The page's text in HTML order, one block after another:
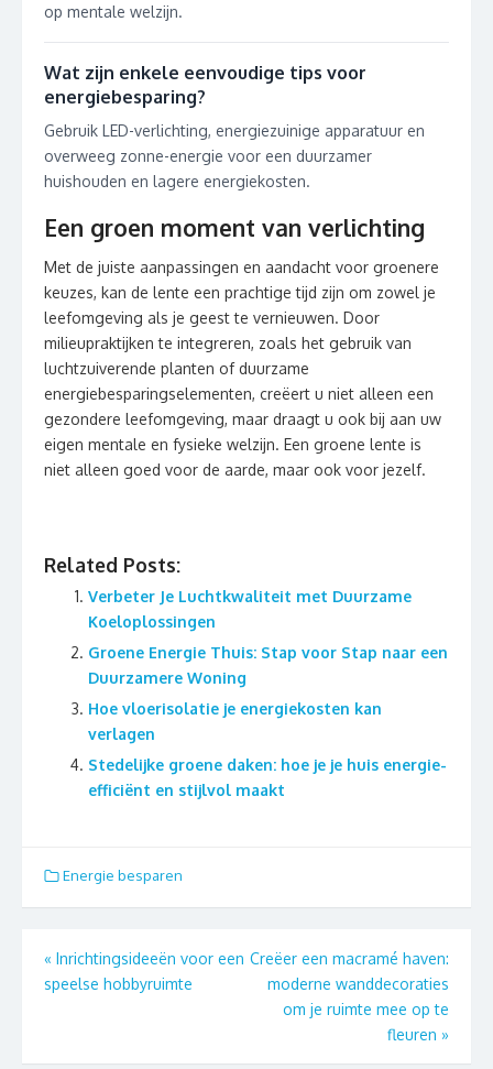
op mentale welzijn.
Wat zijn enkele eenvoudige tips voor
energiebesparing?
Gebruik LED-verlichting, energiezuinige apparatuur en
overweeg zonne-energie voor een duurzamer
huishouden en lagere energiekosten.
Een groen moment van verlichting
Met de juiste aanpassingen en aandacht voor groenere
keuzes, kan de lente een prachtige tijd zijn om zowel je
leefomgeving als je geest te vernieuwen. Door
milieupraktijken te integreren, zoals het gebruik van
luchtzuiverende planten of duurzame
energiebesparingselementen, creëert u niet alleen een
gezondere leefomgeving, maar draagt u ook bij aan uw
eigen mentale en fysieke welzijn. Een groene lente is
niet alleen goed voor de aarde, maar ook voor jezelf.
Related Posts:
Verbeter Je Luchtkwaliteit met Duurzame
Koeloplossingen
Groene Energie Thuis: Stap voor Stap naar een
Duurzamere Woning
Hoe vloerisolatie je energiekosten kan
verlagen
Stedelijke groene daken: hoe je je huis energie-
efficiënt en stijlvol maakt
Energie besparen
Berichtnavigatie
« Inrichtingsideeën voor een
speelse hobbyruimte
Creëer een macramé haven:
moderne wanddecoraties
om je ruimte mee op te
fleuren »